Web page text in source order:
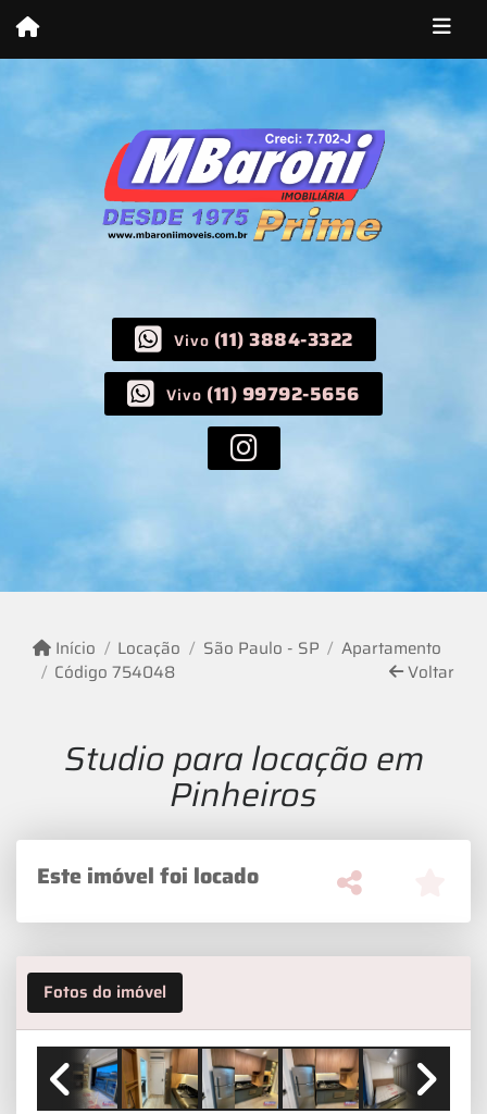
Vivo (11) 3884-3322
Vivo (11) 99792-5656
Início Locação São Paulo - SP
Apartamento
Código 754048
Voltar
Studio para locação em
Pinheiros
Este imóvel foi locado
Fotos do imóvel